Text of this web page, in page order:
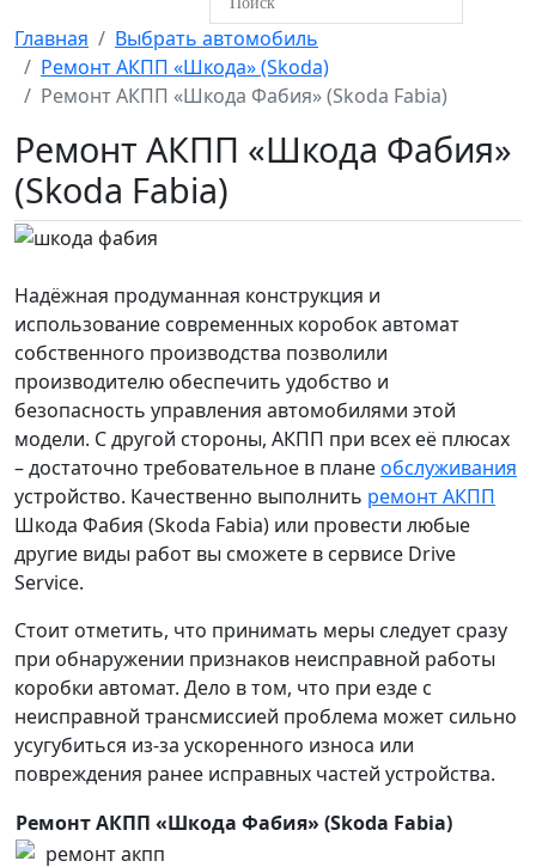
Главная
Выбрать автомобиль
Ремонт АКПП «Шкода» (Skoda)
Ремонт АКПП «Шкода Фабия» (Skoda Fabia)
Ремонт АКПП «Шкода Фабия»
(Skoda Fabia)
Надёжная продуманная конструкция и
использование современных коробок автомат
собственного производства позволили
производителю обеспечить удобство и
безопасность управления автомобилями этой
модели. С другой стороны, АКПП при всех её плюсах
– достаточно требовательное в планеобслуживания
устройство. Качественно выполнить ремонт АКПП
Шкода Фабия (Skoda Fabia) или провести любые
другие виды работ вы сможете в сервисе Drive
Service.
Стоит отметить, что принимать меры следует сразу
при обнаружении признаков неисправной работы
коробки автомат. Дело в том, что при езде с
неисправной трансмиссией проблема может сильно
усугубиться из-за ускоренного износа или
повреждения ранее исправных частей устройства.
Ремонт АКПП «Шкода Фабия» (Skoda Fabia)